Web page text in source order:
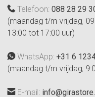
Telefoon: 088 28 29
(maandag t/m vrijdag,
13:00 tot 17:00 uur)
WhatsApp: +31 6
(maandag t/m vrijdag,
E-mail: